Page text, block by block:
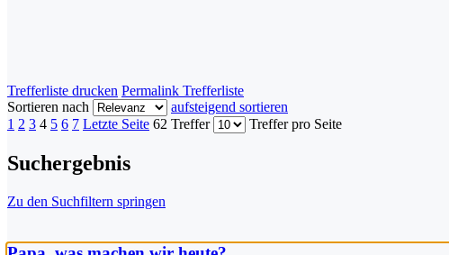
Trefferliste drucken Permalink Trefferliste
Sortieren nach
aufsteigend sortieren
1 2 3 4 5 6 7 Letzte Seite 62 Treffer Treffer pro Seite
Suchergebnis
Zu den Suchfiltern springen